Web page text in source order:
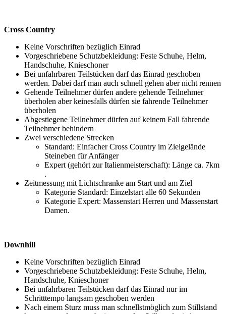
Cross Country
Keine Vorschriften bezüglich Einrad
Vorgeschriebene Schutzbekleidung: Feste Schuhe, Helm,
Handschuhe, Knieschoner
Bei unfahrbaren Teilstücken darf das Einrad geschoben
werden. Dabei darf man auch schnell gehen aber nicht rennen
Gehende Teilnehmer dürfen andere gehende Teilnehmer
überholen aber keinesfalls dürfen sie fahrende Teilnehmer
überholen
Abgestiegene Teilnehmer dürfen auf keinem Fall fahrende
Teilnehmer behindern
Zwei verschiedene Strecken
Standard: Einfacher Cross Country im Zielgelände
Steineben für Anfänger
Expert (gehört zur Italienmeisterschaft): Länge ca. 7km
.
Zeitmessung mit Lichtschranke am Start und am Ziel
Kategorie Standard: Einzelstart alle 60 Sekunden
Kategorie Expert: Massenstart Herren und Massenstart
Damen.
Downhill
Keine Vorschriften bezüglich Einrad
Vorgeschriebene Schutzbekleidung: Feste Schuhe, Helm,
Handschuhe, Knieschoner
Bei unfahrbaren Teilstücken darf das Einrad nur im
Schritttempo langsam geschoben werden
Nach einem Sturz muss man schnellstmöglich zum Stillstand